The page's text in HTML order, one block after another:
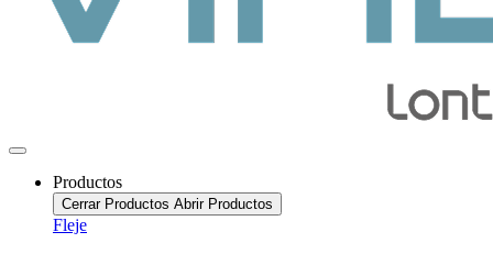
Productos
Cerrar Productos Abrir Productos
Fleje